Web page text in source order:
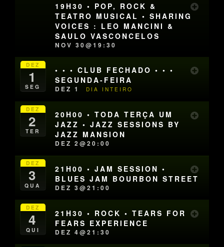
19H30 • POP, ROCK &
TEATRO MUSICAL • SHARING
VOICES : LEO MANCINI &
SAULO VASCONCELOS
NOV 30@19:30
DEZ
1
SEG
• • • CLUB FECHADO • • •
SEGUNDA-FEIRA
DEZ 1 DIA INTEIRO
DEZ
2
TER
20H00 • TODA TERÇA UM
JAZZ • JAZZ SESSIONS BY
JAZZ MANSION
DEZ 2@20:00
DEZ
3
QUA
21H00 • JAM SESSION •
BLUES JAM BOURBON STREET
DEZ 3@21:00
DEZ
4
QUI
21H30 • ROCK • TEARS FOR
FEARS EXPERIENCE
DEZ 4@21:30